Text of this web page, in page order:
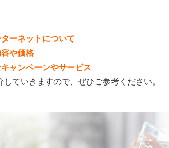
ーネットについて
や価格
ャンペーンやサービス
していきますので、ぜひご参考ください。